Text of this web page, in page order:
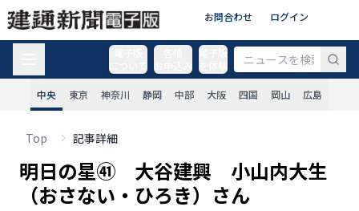
お問合わせ ログイン
電子版
中央 東京 神奈川 静岡 中部 大阪 四国 岡山 広島
Top 記事詳細
明日の星㊶ 大谷建興 小山内大生
（おさない・ひろき）さん